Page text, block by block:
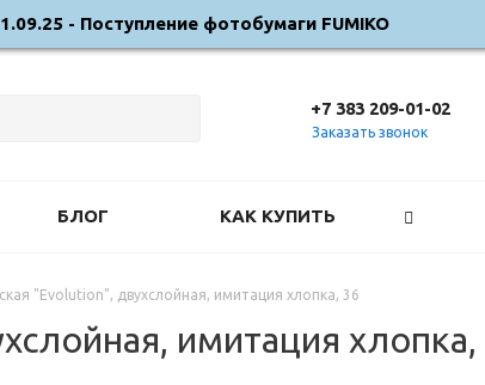
- Поступление фотобумаги FUMIKO
+7 383 209-01-02
Заказать звонок
БЛОГ КАК КУПИТЬ
"Evolution", двухслойная, имитация хлопка, 36
имитация хлопка,